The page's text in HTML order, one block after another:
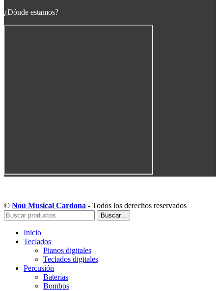
¿Dónde estamos?
© Nou Musical Cardona - Todos los derechos reservados
Buscar...
Inicio
Teclados
Pianos digitales
Teclados digitales
Percusión
Baterias
Bombos